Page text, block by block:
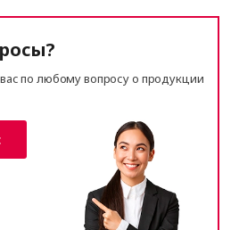
по любому вопросу о продукции